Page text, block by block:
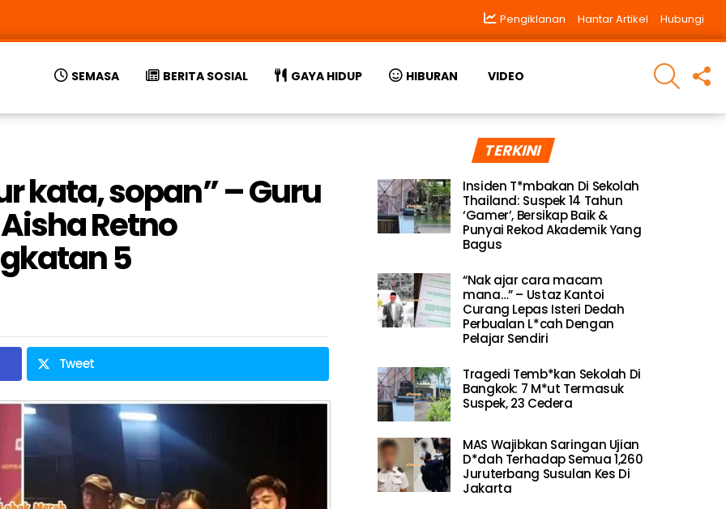
Pengiklanan Hantar Artikel Hubungi
SEMASA BERITA SOSIAL GAYA HIDUP HIBURAN VIDEO
SEARCH
kata, sopan” – Guru
Retno
5
Tweet
TERKINI
Insiden T*mbakan Di Sekolah
Thailand: Suspek 14 Tahun
‘Gamer’, Bersikap Baik &
Punyai Rekod Akademik Yang
Bagus
“Nak ajar cara macam
mana…” – Ustaz Kantoi
Curang Lepas Isteri Dedah
Perbualan L*cah Dengan
Pelajar Sendiri
Tragedi Temb*kan Sekolah Di
Bangkok: 7 M*ut Termasuk
Suspek, 23 Cedera
MAS Wajibkan Saringan Ujian
D*dah Terhadap Semua 1,260
Juruterbang Susulan Kes Di
Jakarta